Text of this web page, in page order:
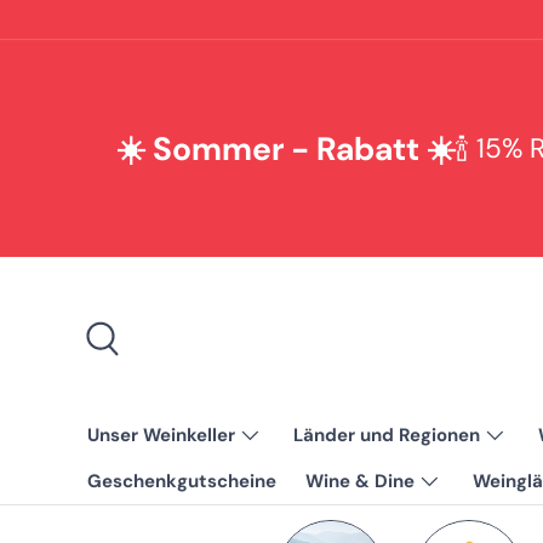
Direkt zum Inhalt
☀️ Sommer - Rabatt ☀️🍾
Unser Weinkeller Länder und Regionen
Geschenkgutscheine
Wine & Dine